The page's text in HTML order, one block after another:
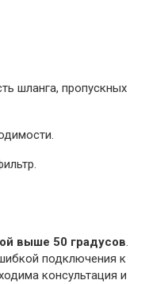
шланга, пропускных
выше 50 градусов.
подключения к
консультация и